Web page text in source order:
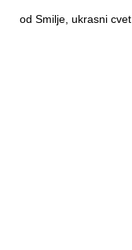
od Smilje, ukrasni cvet